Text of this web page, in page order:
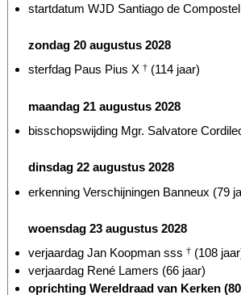
startdatum WJD Santiago de
zondag 20 augustus 2028
sterfdag Paus Pius X † (114 jaar)
maandag 21 augustus 2028
bisschopswijding Mgr. Salvatore
dinsdag 22 augustus 2028
erkenning Verschijningen Banneux (79
woensdag 23 augustus 2028
verjaardag Jan Koopman sss † (108
verjaardag René Lamers (66 jaar)
oprichting Wereldraad van Kerken